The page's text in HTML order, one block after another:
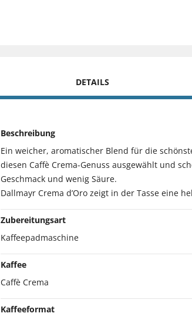
DETAILS
Beschreibung
Ein weicher, aromatischer Blend für die
diesen Caffè Crema-Genuss ausgewählt und
Geschmack und wenig Säure.
Dallmayr Crema d’Oro zeigt in der Tasse eine
Zubereitungsart
Kaffeepadmaschine
Kaffee
Caffè Crema
Kaffeeformat